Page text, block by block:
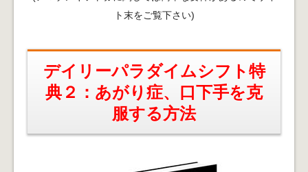
ト末をご覧下さい)
デイリーパラダイムシフト特
典２：あがり症、口下手を克
服する方法